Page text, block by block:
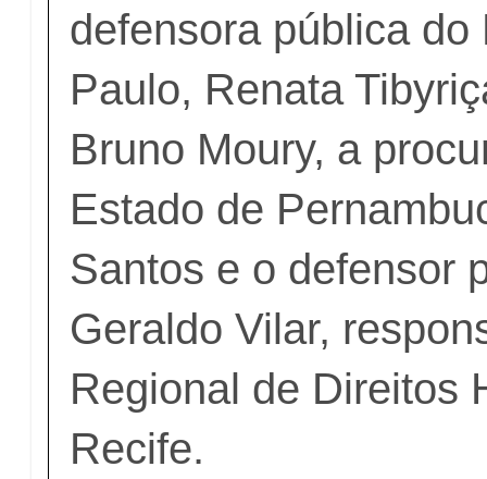
defensora pública do
Paulo, Renata
Bruno Moury, a
Estado de
Santos e o defensor
Geraldo Vilar,
Regional de Direitos
Recife.